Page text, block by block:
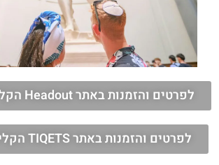
לפרטים והזמנות באתר Headout הקליקו עליי 😊
לפרטים והזמנות באתר TIQETS הקליקו עליי 😀